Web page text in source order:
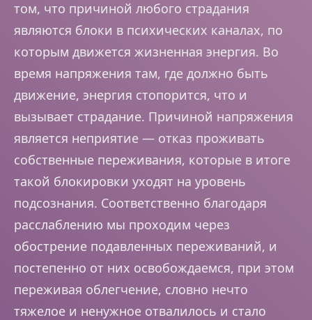
том, что причиной любого страдания
являются блоки в психических каналах, по
которым движется жизненная энергия. Во
время напряжения там, где должно быть
движение, энергия стопорится, что и
вызывает страдание. Причиной напряжения
является неприятие — отказ проживать
собственные переживания, которые в итоге
такой блокировки уходят на уровень
подсознания. Соответственно благодаря
расслаблению мы проходим через
обострение подавленных переживаний, и
постепенно от них освобождаемся, при этом
переживая облегчение, словно нечто
тяжелое и ненужное отвалилось и стало